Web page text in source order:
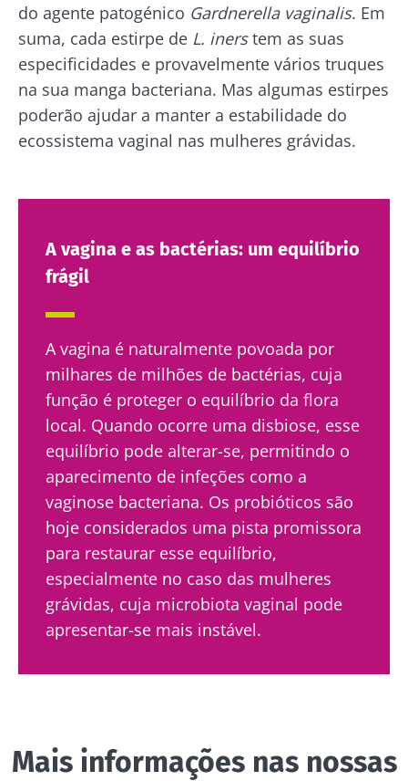
do agente patogénico Gardnerella vaginalis. Em
suma, cada estirpe de L. inerstem as suas
especificidades e provavelmente vários truques
na sua manga bacteriana. Mas algumas estirpes
poderão ajudar a manter a estabilidade do
ecossistema vaginal nas mulheres grávidas.
A vagina e as bactérias: um equilíbrio
frágil
A vagina é naturalmente povoada por
milhares de milhões de bactérias, cuja
função é proteger o equilíbrio da flora
local. Quando ocorre uma disbiose, esse
equilíbrio pode alterar-se, permitindo o
aparecimento de infeções como a
vaginose bacteriana. Os probióticos são
hoje considerados uma pista promissora
para restaurar esse equilíbrio,
especialmente no caso das mulheres
grávidas, cuja microbiota vaginal pode
apresentar-se mais instável.
Mais informações nas nossas
Redirecionamento
Você está prestes a ser redirecionado e
deixar nosso site
Ser redirecionado
Ficar no site do Biocodex Microbiota Institute
Mantenha-se
receba "The Essential" uma vez por mês para
se manter atualizado com as últimas notícias
Gostaria de me inscrever para receber mais
informações sobre a Biocodex
Eu li e aceito ascondições gerais de utilização
e apolítica de privacidadedo Biocodex
Microbiota Institute.
* Campo obrigatório
BMI 20-35
Junte-se à comunidade da microbiota e
receba "The Essential" uma vez por mês para
se manter atualizado com as últimas notícias
sobre a microbiota.
Gostaria de me inscrever para receber mais
informações sobre a Biocodex
e a
Microbiota Institute.
* Campo obrigatório
BMI 20-35
Descubra
Os iogurtes,
os grandes
aliados do
teu
intestinal
skyr? Estes
produtos
Microbiotas
explorar
Cancro
tumor
permitirem